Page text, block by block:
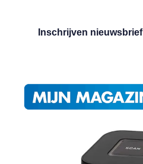
Inschrijven nieuwsbrief